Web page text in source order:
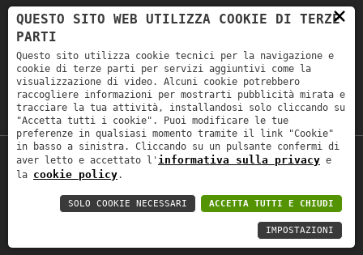
Ho letto l'informativa e autorizzo il
trattamento dei miei dati personali per le
finalità ivi indicate *
Copyright © 2019Astrolabio. P.IVA:
Privacy policy-Privacy policy B2B -Area
×
QUESTO SITO WEB UTILIZZA COOKIE DI TERZE
PARTI
Questo sito utilizza cookie tecnici per la navigazione e
cookie di terze parti per servizi aggiuntivi come la
visualizzazione di video. Alcuni cookie potrebbero
raccogliere informazioni per mostrarti pubblicità mirata e
tracciare la tua attività, installandosi solo cliccando su
"Accetta tutti i cookie". Puoi modificare le tue
preferenze in qualsiasi momento tramite il link "Cookie"
in basso a sinistra. Cliccando su un pulsante confermi di
aver letto e accettato l' informativa sulla privacy e
la cookie policy.
ACCETTA TUTTI E CHIUDI
SOLO COOKIE NECESSARI
IMPOSTAZIONI